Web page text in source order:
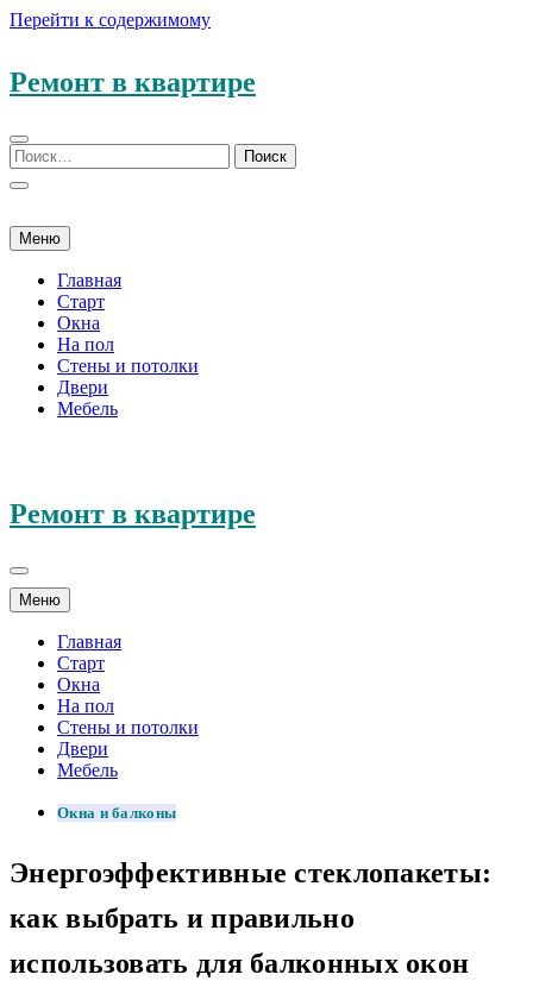
Перейти к содержимому
Ремонт в квартире
Меню
Главная
Старт
Окна
На пол
Стены и потолки
Двери
Мебель
Ремонт в квартире
Меню
Главная
Старт
Окна
На пол
Стены и потолки
Двери
Мебель
Окна и балконы
Энергоэффективные стеклопакеты:
как выбрать и правильно
использовать для балконных окон